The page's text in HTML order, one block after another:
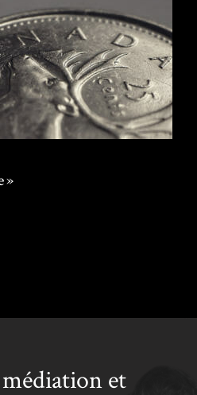
»
et